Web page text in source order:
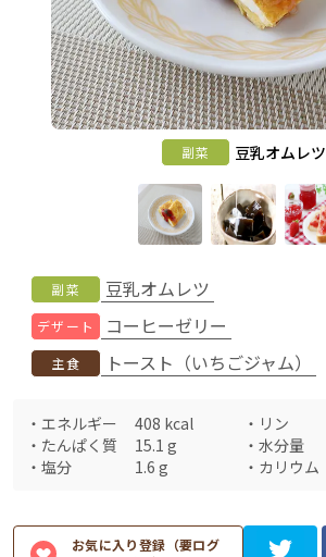
副菜 豆乳オムレツ
副菜 豆乳オムレツ
デザート コーヒーゼリー
主食 トースト（いちごジャム）
・ エネルギー 408 kcal ・ リン
・ たんぱく質 15.1 g ・ 水分量
・ 塩分 1.6 g ・ カリウム
お気に入り登録（要ログ